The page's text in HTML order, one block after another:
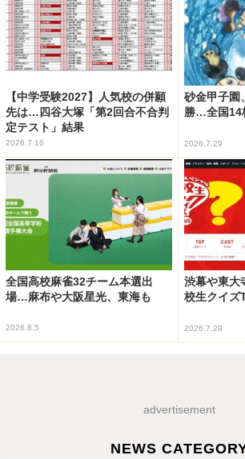
【中学受験2027】人気校の併願
先は…四谷大塚「第2回合不合判
定テスト」結果
2026.7.16
砂金甲子園
勝…全国14
2026.7.29
全国高校麻雀32チーム本選出
場…麻布や大阪星光、東海も
2026.8.5
渋幕や東大
校生クイズ
2026.7.29
advertisement
NEWS